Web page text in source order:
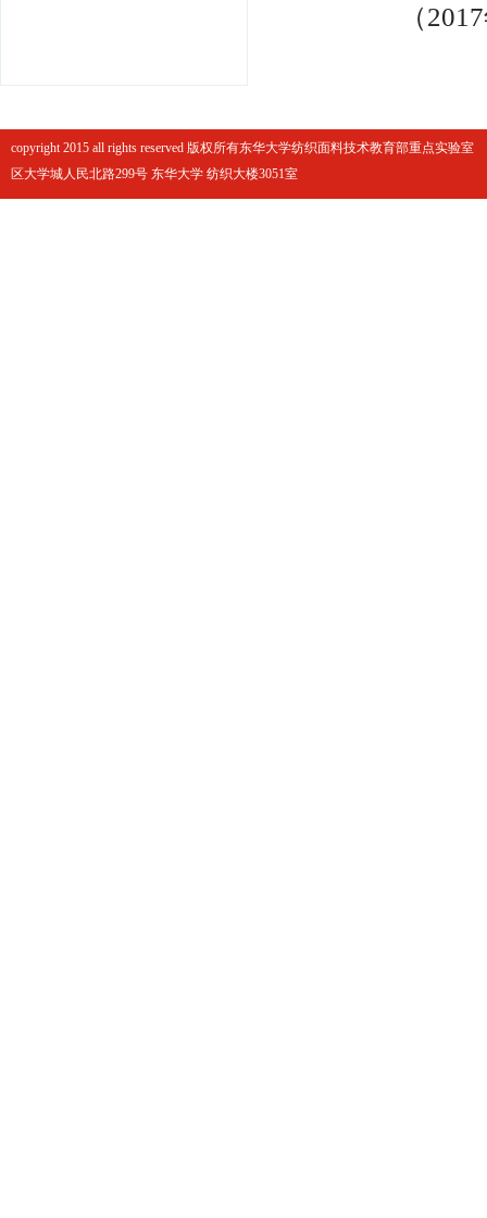
（2017
copyright 2015 all rights reserved 版权所有东华大学纺织面料技术教育部重点实验
区大学城人民北路299号 东华大学 纺织大楼3051室